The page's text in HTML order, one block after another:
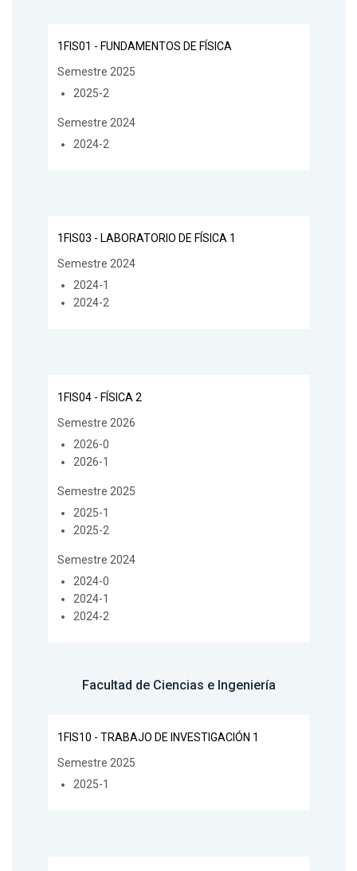
1FIS01 - FUNDAMENTOS DE FÍSICA
Semestre 2025
2025-2
Semestre 2024
2024-2
1FIS03 - LABORATORIO DE FÍSICA 1
Semestre 2024
2024-1
2024-2
1FIS04 - FÍSICA 2
Semestre 2026
2026-0
2026-1
Semestre 2025
2025-1
2025-2
Semestre 2024
2024-0
2024-1
2024-2
Facultad de Ciencias e Ingeniería
1FIS10 - TRABAJO DE INVESTIGACIÓN 1
Semestre 2025
2025-1